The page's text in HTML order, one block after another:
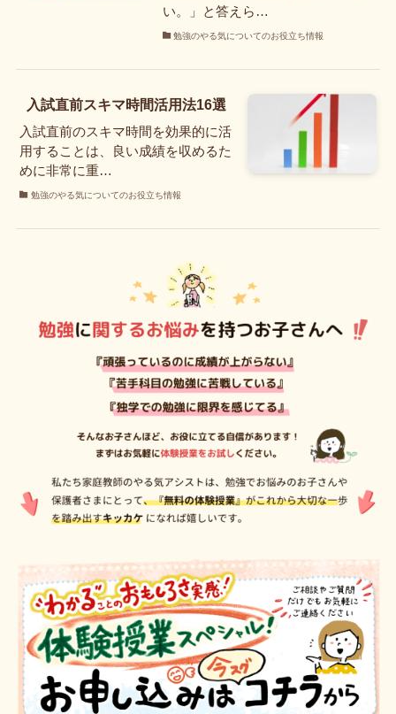
い。」と答えら…
勉強のやる気についてのお役立ち情報
入試直前スキマ時間活用法16選
入試直前のスキマ時間を効果的に活
用することは、良い成績を収めるた
めに非常に重…
勉強のやる気についてのお役立ち情報